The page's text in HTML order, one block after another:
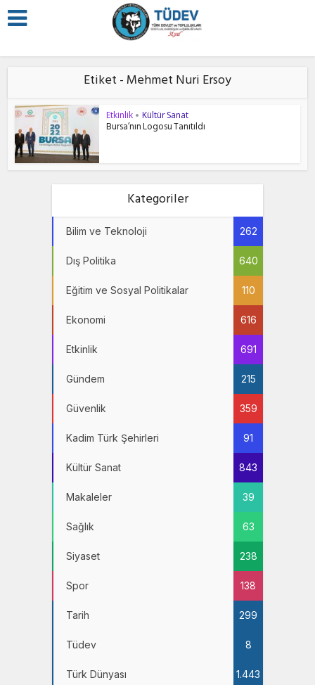
Etiket - Mehmet Nuri Ersoy
Etkinlik • Kültür Sanat
Bursa’nın Logosu Tanıtıldı
Kategoriler
Bilim ve Teknoloji 262
Dış Politika 640
Eğitim ve Sosyal Politikalar 110
Ekonomi 616
Etkinlik 691
Gündem 215
Güvenlik 359
Kadim Türk Şehirleri 91
Kültür Sanat 843
Makaleler 39
Sağlık 63
Siyaset 238
Spor 138
Tarih 299
Tüdev 8
Türk Dünyası 1.443